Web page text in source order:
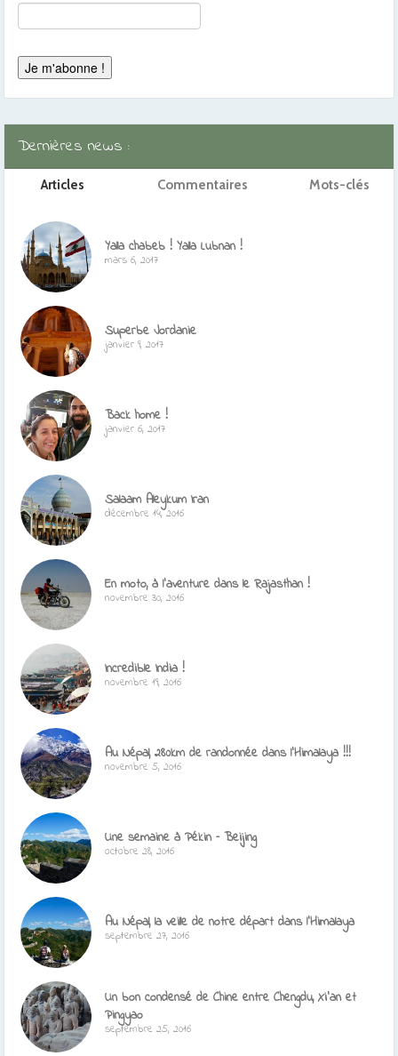
Dernières news :
Articles Commentaires Mots-clés
Yalla chabeb ! Yalla Lubnan !
mars 6, 2017
Superbe Jordanie
janvier 9, 2017
Back home !
janvier 6, 2017
Salaam Aleykum Iran
décembre 14, 2016
En moto, à l’aventure dans le Rajasthan !
novembre 30, 2016
Incredible India !
novembre 19, 2016
Au Népal, 280km de randonnée dans l’Himalaya !!!
novembre 5, 2016
Une semaine à Pékin – Beijing
octobre 28, 2016
Au Népal, la veille de notre départ dans l’Himalaya
septembre 27, 2016
Un bon condensé de Chine entre Chengdu, Xi’an et
Pingyao
septembre 25, 2016